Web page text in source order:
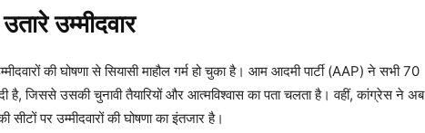
उम्मीदवार
की घोषणा से सियासी माहौल गर्म हो चुका है। आम आदमी पार्टी (AAP) ने सभी 70
है, जिससे उसकी चुनावी तैयारियों और आत्मविश्वास का पता चलता है। वहीं, कांग्रेस ने अब
पर उम्मीदवारों की घोषणा का इंतजार है।